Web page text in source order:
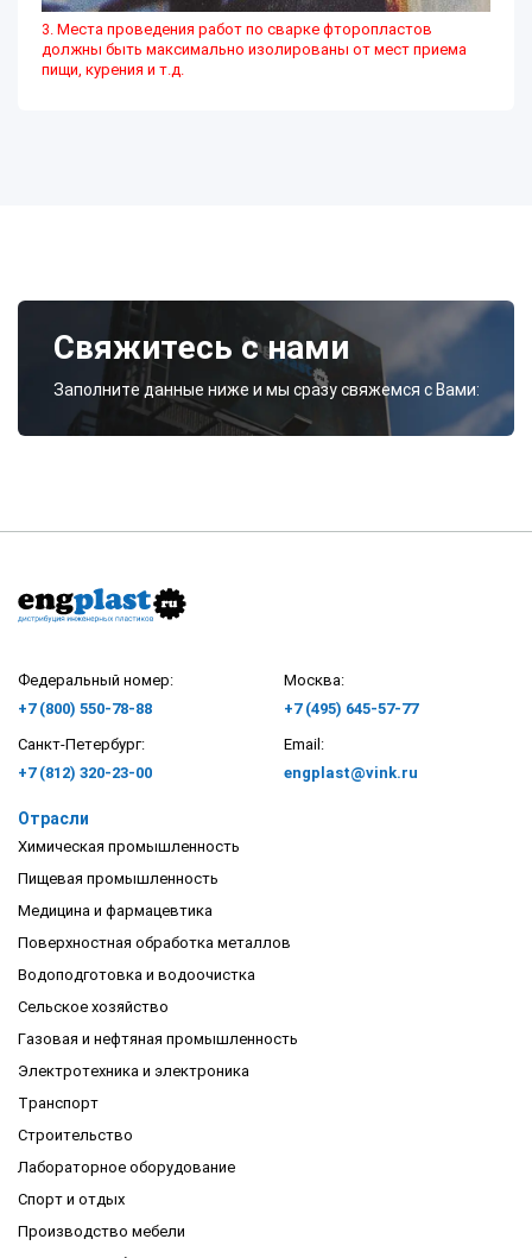
3. Места проведения работ по сварке фторопластов
должны быть максимально изолированы от мест приема
пищи, курения и т.д.
Свяжитесь с нами
Заполните данные ниже и мы сразу свяжемся с Вами:
Федеральный номер:
+7 (800) 550-78-88
Москва:
+7 (495) 645-57-77
Санкт-Петербург:
+7 (812) 320-23-00
Email:
engplast@vink.ru
Отрасли
Химическая промышленность
Пищевая промышленность
Медицина и фармацевтика
Поверхностная обработка металлов
Водоподготовка и водоочистка
Сельское хозяйство
Газовая и нефтяная промышленность
Электротехника и электроника
Транспорт
Строительство
Лабораторное оборудование
Спорт и отдых
Производство мебели